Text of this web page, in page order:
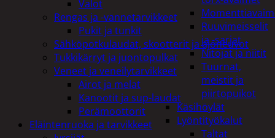
Ruuvimeisselit
ja -sarjat
Nitojat ja niitit
Tuurnat,
meistit ja
piirtopuikot
Käsihöylät
Lyöntityökalut
Taltat
Valot
Rengas ja -vannetarvikkeet
Pukit ja tunkit
Sähköpotkulaudat, skootterit ja ajoneuvot
Tukkikärryt ja juontopulkat
Veneet ja veneilytarvikkeet
Airot ja melat
Kanootit ja sup-laudat
Perämoottorit
Eläintenruoka ja tarvikkeet